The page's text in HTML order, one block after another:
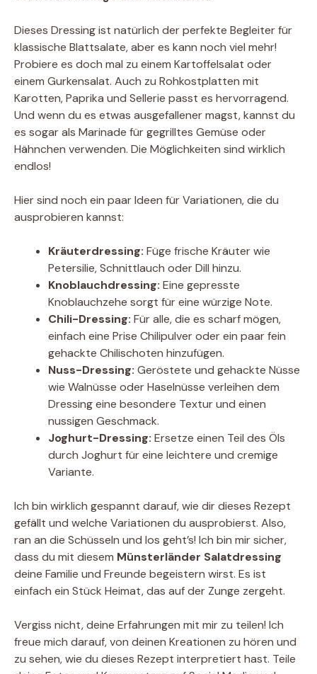
Dieses Dressing ist natürlich der perfekte Begleiter für
klassische Blattsalate, aber es kann noch viel mehr!
Probiere es doch mal zu einem Kartoffelsalat oder
einem Gurkensalat. Auch zu Rohkostplatten mit
Karotten, Paprika und Sellerie passt es hervorragend.
Und wenn du es etwas ausgefallener magst, kannst du
es sogar als Marinade für gegrilltes Gemüse oder
Hähnchen verwenden. Die Möglichkeiten sind wirklich
endlos!
Hier sind noch ein paar Ideen für Variationen, die du
ausprobieren kannst:
Kräuterdressing: Füge frische Kräuter wie
Petersilie, Schnittlauch oder Dill hinzu.
Knoblauchdressing: Eine gepresste
Knoblauchzehe sorgt für eine würzige Note.
Chili-Dressing: Für alle, die es scharf mögen,
einfach eine Prise Chilipulver oder ein paar fein
gehackte Chilischoten hinzufügen.
Nuss-Dressing: Geröstete und gehackte Nüsse
wie Walnüsse oder Haselnüsse verleihen dem
Dressing eine besondere Textur und einen
nussigen Geschmack.
Joghurt-Dressing: Ersetze einen Teil des Öls
durch Joghurt für eine leichtere und cremige
Variante.
Ich bin wirklich gespannt darauf, wie dir dieses Rezept
gefällt und welche Variationen du ausprobierst. Also,
ran an die Schüsseln und los geht’s! Ich bin mir sicher,
dass du mit diesem Münsterländer Salatdressing
deine Familie und Freunde begeistern wirst. Es ist
einfach ein Stück Heimat, das auf der Zunge zergeht.
Vergiss nicht, deine Erfahrungen mit mir zu teilen! Ich
freue mich darauf, von deinen Kreationen zu hören und
zu sehen, wie du dieses Rezept interpretiert hast. Teile